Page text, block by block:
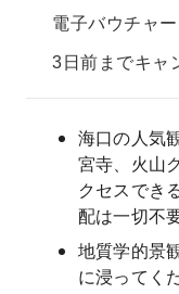
電子バウチャ
3日前までキャ
海口の人気
宮寺、火山
クセスでき
配は一切不
地質学的景
に浸ってく